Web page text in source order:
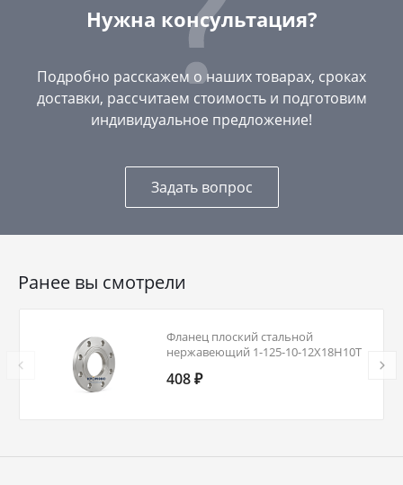
Нужна консультация?
Подробно расскажем о наших товарах, сроках
доставки, рассчитаем стоимость и подготовим
индивидуальное предложение!
Задать вопрос
Ранее вы смотрели
Фланец плоский стальной
нержавеющий 1-125-10-12Х18Н10Т
408 ₽